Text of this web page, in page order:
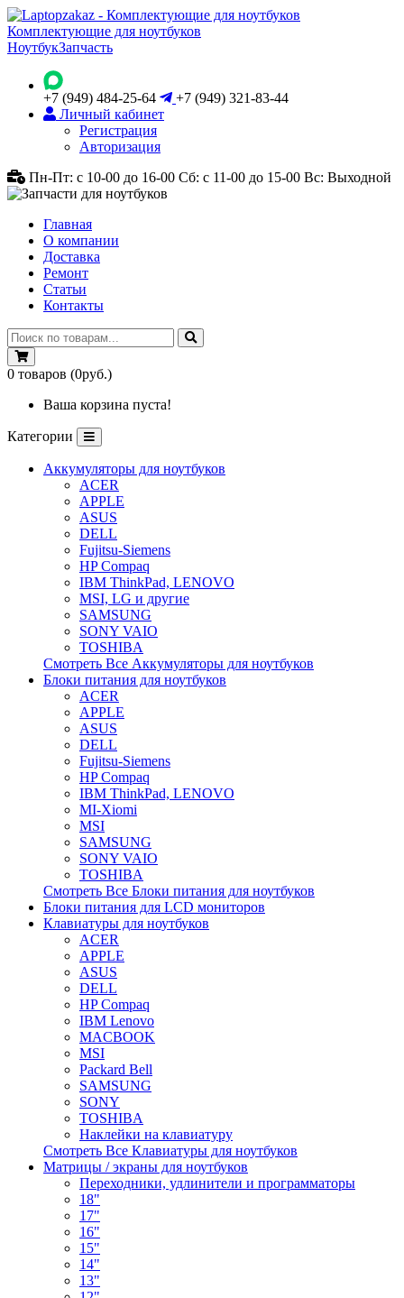
Комплектующие для ноутбуков
НоутбукЗапчасть
+7 (949) 484-25-64
+7 (949) 321-83-44
Личный кабинет
Регистрация
Авторизация
Пн-Пт: с 10-00 до 16-00 Сб: с 11-00 до 15-00 Вс: Выходной
Главная
О компании
Доставка
Ремонт
Статьи
Контакты
0 товаров (0руб.)
Ваша корзина пуста!
Категории
Аккумуляторы для ноутбуков
ACER
APPLE
ASUS
DELL
Fujitsu-Siemens
HP Compaq
IBM ThinkPad, LENOVO
MSI, LG и другие
SAMSUNG
SONY VAIO
TOSHIBA
Смотреть Все Аккумуляторы для ноутбуков
Блоки питания для ноутбуков
ACER
APPLE
ASUS
DELL
Fujitsu-Siemens
HP Compaq
IBM ThinkPad, LENOVO
MI-Xiomi
MSI
SAMSUNG
SONY VAIO
TOSHIBA
Смотреть Все Блоки питания для ноутбуков
Блоки питания для LCD мониторов
Клавиатуры для ноутбуков
ACER
APPLE
ASUS
DELL
HP Compaq
IBM Lenovo
MACBOOK
MSI
Packard Bell
SAMSUNG
SONY
TOSHIBA
Наклейки на клавиатуру
Смотреть Все Клавиатуры для ноутбуков
Матрицы / экраны для ноутбуков
Переходники, удлинители и программаторы
18"
17"
16"
15"
14"
13"